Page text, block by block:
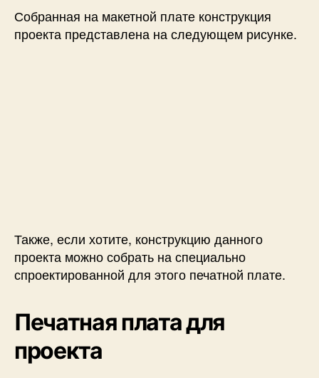
Собранная на макетной плате конструкция
проекта представлена на следующем рисунке.
Также, если хотите, конструкцию данного
проекта можно собрать на специально
спроектированной для этого печатной плате.
Печатная плата для
проекта